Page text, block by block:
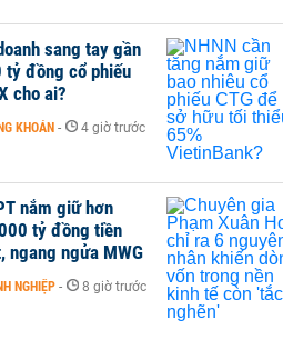
sang tay gần
tỷ đồng cổ phiếu
cho ai?
KHOÁN - 4 giờ trước
nắm giữ hơn
tỷ đồng tiền
ngang ngửa MWG
NGHIỆP - 8 giờ trước